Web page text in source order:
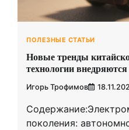
ПОЛЕЗНЫЕ СТАТЬИ
Новые тренды
технологии
Игорь Трофимов
поколения: